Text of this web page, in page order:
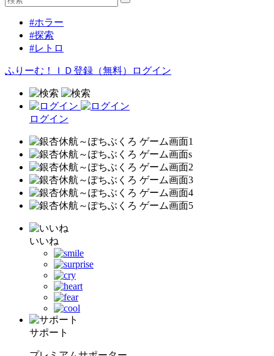
#ホラー
#探索
#レトロ
ふりーむ！ＩＤ登録（無料） ログイン
ログイン
いいね
サポート